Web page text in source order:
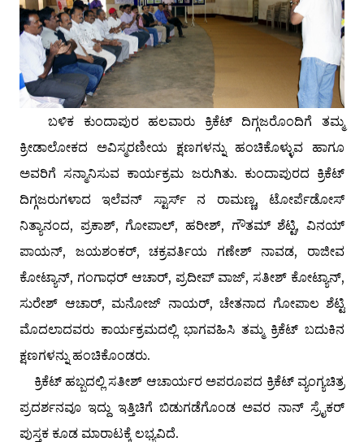
ಬಳಿಕ ಕುಂದಾಪುರ ಹಲವಾರು ಕ್ರಿಕೆಟ್ ದಿಗ್ಗಜರೊಂದಿಗೆ ತಮ್ಮ
ಕ್ರೀಡಾಲೋಕದ ಅವಿಸ್ಮರಣೀಯ ಕ್ಷಣಗಳನ್ನು ಹಂಚಿಕೊಳ್ಳುವ ಹಾಗೂ
ಅವರಿಗೆ ಸನ್ಮಾನಿಸುವ ಕಾರ್ಯಕ್ರಮ ಜರುಗಿತು. ಕುಂದಾಪುರದ ಕ್ರಿಕೆಟ್
ದಿಗ್ಗಜರುಗಳಾದ ಇಲೆವನ್ ಸ್ಟಾರ್ಸ್ ನ ರಾಮಣ್ಣ, ಟೋರ್ಪೆಡೋಸ್
ನಿತ್ಯಾನಂದ, ಪ್ರಕಾಶ್, ಗೋಪಾಲ್, ಹರೀಶ್, ಗೌತಮ್ ಶೆಟ್ಟಿ, ವಿನಯ್
ಪಾಯನ್, ಜಯಶಂಕರ್, ಚಕ್ರವರ್ತಿಯ ಗಣೇಶ್ ನಾವಡ, ರಾಜೀವ
ಕೋಟ್ಯಾನ್, ಗಂಗಾಧರ್ ಆಚಾರ್, ಪ್ರದೀಪ್ ವಾಜ್, ಸತೀಶ್ ಕೋಟ್ಯಾನ್,
ಸುರೇಶ್ ಆಚಾರ್, ಮನೋಜ್ ನಾಯರ್, ಚೇತನಾದ ಗೋಪಾಲ ಶೆಟ್ಟಿ
ಮೊದಲಾದವರು ಕಾರ್ಯಕ್ರಮದಲ್ಲಿ ಭಾಗವಹಿಸಿ ತಮ್ಮ ಕ್ರಿಕೆಟ್ ಬದುಕಿನ
ಕ್ಷಣಗಳನ್ನು ಹಂಚಿಕೊಂಡರು.
ಕ್ರಿಕೆಟ್ ಹಬ್ಬದಲ್ಲಿ ಸತೀಶ್ ಆಚಾರ್ಯರ ಅಪರೂಪದ ಕ್ರಿಕೆಟ್ ವ್ಯಂಗ್ಯಚಿತ್ರ
ಪ್ರದರ್ಶನವೂ ಇದ್ದು ಇತ್ತಿಚಿಗೆ ಬಿಡುಗಡೆಗೊಂಡ ಅವರ ನಾನ್ ಸ್ರೈಕರ್
ಪುಸ್ತಕ ಕೂಡ ಮಾರಾಟಕ್ಕೆ ಲಭ್ಯವಿದೆ.